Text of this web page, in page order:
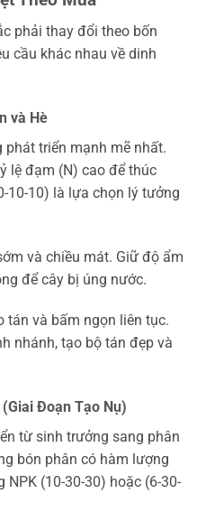
phải thay đổi theo bốn
cầu khác nhau về dinh
và Hè
triển mạnh mẽ nhất.
lệ đạm (N) cao để thúc
10-10) là lựa chọn lý tưởng
và chiều mát. Giữ độ ẩm
để cây bị úng nước.
tán và bấm ngọn liên tục.
nhánh, tạo bộ tán đẹp và
Đoạn Tạo Nụ)
từ sinh trưởng sang phân
bón phân có hàm lượng
NPK (10-30-30) hoặc (6-30-